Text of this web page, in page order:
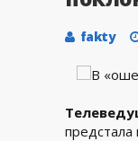
fakty
предстала